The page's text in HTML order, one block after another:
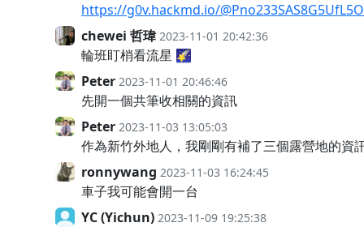
https://g0v.hackmd.io/
chewei 哲瑋 2023-11-01 20:42:36
輪班盯梢看流星 🌠
Peter 2023-11-01 20:46:46
先開一個共筆收相關的資訊
Peter 2023-11-03 13:05:03
作為新竹外地人，我剛剛有補了三個露營地的資
ronnywang 2023-11-03 16:24:45
車子我可能會開一台
YC (Yichun) 2023-11-09 19:25:38